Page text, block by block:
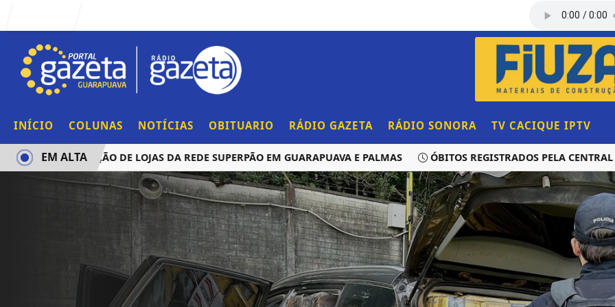
INÍCIO COLUNAS NOTÍCIAS OBITUARIO RÁDIO GAZETA RÁDIO SONORA TV CACIQUE IPTV
AQUISIÇÃO DE LOJAS DA REDE SUPERPÃO EM GUARAPUAVA E PALMAS ÓBITOS REGISTRADOS PELA CENTRAL
EM ALTA